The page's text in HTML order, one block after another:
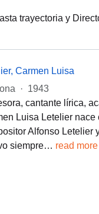
trayectoria y
Carmen Luisa
· 1943
cantante lírica,
Luisa Letelier nace
Alfonso Letelier
siempre… read more